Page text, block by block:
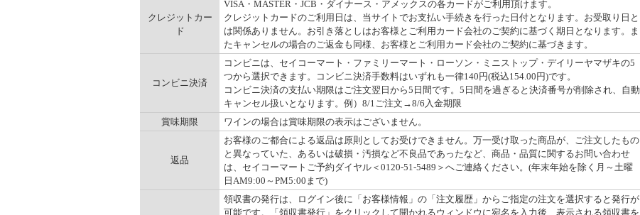
クレジットカー
ド
VISA・MASTER・JCB・ダイナース・アメックスの各カードがご利用頂けます。
クレジットカードのご利用日は、当サイトでお支払い手続きを行った日付となります。お受取り日と
は関係ありません。お引き落としはお客様とご利用カード会社のご契約に基づく期日となります。ま
たキャンセルの場合のご返金も同様、お客様とご利用カード会社のご契約に基づきます。
コンビニ決済
コンビニは、セイコーマート・ファミリーマート・ローソン・ミニストップ・デイリーヤマザキの5
つから選択できます。コンビニ決済手数料はいずれも一律140円(税込154.00円)です。
コンビニ決済の支払い期限はご注文翌日から5日間です。5日間を過ぎると決済番号が削除され、自動
キャンセル扱いとなります。例）8/1ご注文→8/6入金期限
賞味期限
ワインの場合は賞味期限の表示はございません。
返品
お客様のご都合による返品は原則としてお受けできません。万一受け取った商品が、ご注文したもの
と異なっていた、あるいは破損・汚損など不良品であったなど、商品・品質に関するお問い合わせ
は、セイコーマートご予約ダイヤル＜0120-51-5489＞へご連絡ください。(年末年始を除く月～土曜
日AM9:00～PM5:00まで)
領収書の発行は、ログイン後に「お客様情報」の「注文履歴」からご指定の注文を選択すると発行が
可能です。「領収書発行」をクリックして開かれるウィンドウに宛名を入力後、表示される領収書を